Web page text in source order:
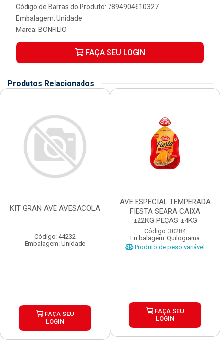
Código de Barras do Produto: 7894904610327
Embalagem: Unidade
Marca: BONFILIO
FAÇA SEU LOGIN
Produtos Relacionados
KIT GRAN AVE AVESACOLA
Código: 44232
Embalagem: Unidade
FAÇA SEU
LOGIN
AVE ESPECIAL TEMPERADA
FIESTA SEARA CAIXA
±22KG PEÇAS ±4KG
Código: 30284
Embalagem: Quilograma
Produto de peso variável
FAÇA SEU
LOGIN